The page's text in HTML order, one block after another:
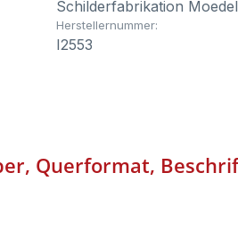
Schilderfabrikation
Herstellernummer:
I2553
Querformat,